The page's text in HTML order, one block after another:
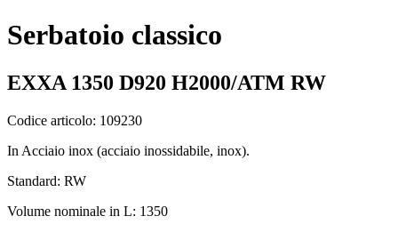
Serbatoio classico
EXXA 1350 D920 H2000/ATM RW
Codice articolo: 109230
In Acciaio inox (acciaio inossidabile, inox).
Standard: RW
Volume nominale in L: 1350